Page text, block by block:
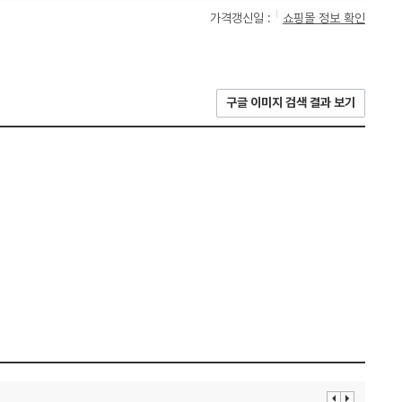
가격갱신일 : 쇼핑몰 정보 확인
구글 이미지 검색 결과 보기